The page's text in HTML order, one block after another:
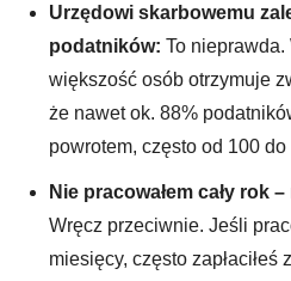
Urzędowi skarbowemu
podatników: To
większość osób otrzymuje
że nawet ok. 88%
powrotem, często od 100
Nie pracowałem cały rok
Wręcz przeciwnie. Jeśli
miesięcy, często